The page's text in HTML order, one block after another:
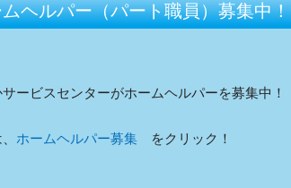
ヘルパー（パート職員）募集中！
ービスセンターがホームヘルパーを募集中！
ホームヘルパー募集 をクリック！